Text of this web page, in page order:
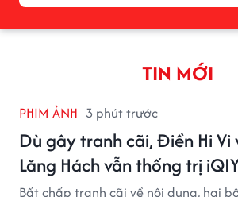
TIN MỚI
PHIM ẢNH 3 phút trước
Dù gây tranh cãi, Điền Hi Vi
Lăng Hách vẫn thống trị
Bất chấp tranh cãi về nội dung, hai